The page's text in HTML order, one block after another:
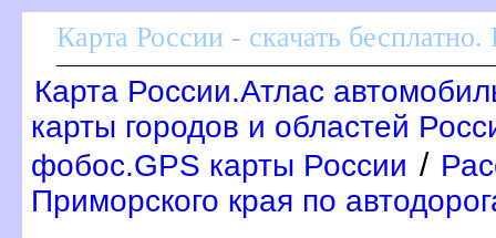
Карта России - скачать
Карта России.Атлас
карты городов и областей
фобос.GPS карты России /
Приморского края по